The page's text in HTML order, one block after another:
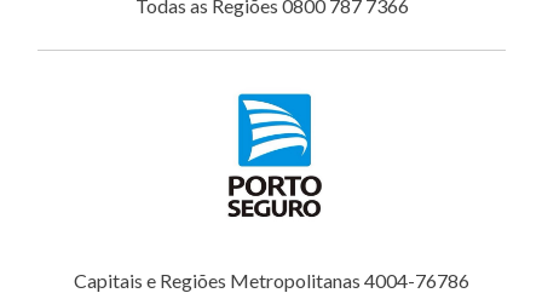
Todas as Regiões 0800 787 7366
Capitais e Regiões Metropolitanas 4004-76786